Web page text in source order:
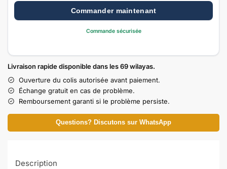
Commander maintenant
Commande sécurisée
Livraison rapide disponible dans les 69 wilayas.
Ouverture du colis autorisée avant paiement.
Échange gratuit en cas de problème.
Remboursement garanti si le problème persiste.
Questions? Discutons sur WhatsApp
Description